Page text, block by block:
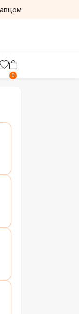
0